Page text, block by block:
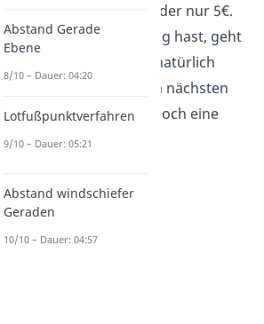
Senioren 10€ und für Kinder nur 5€.
Wenn du ein wenig Übung hast, geht
dir das Gauß-Verfahren natürlich
leichter von der Hand. Im nächsten
Abschnitt kannst du dir noch eine
Aufgabe anschauen.
Abstand Gerade
Ebene
8/10 – Dauer: 04:20
Lotfußpunktverfahren
9/10 – Dauer: 05:21
Abstand windschiefer
Geraden
10/10 – Dauer: 04:57